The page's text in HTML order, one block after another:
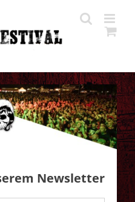
Newsletter